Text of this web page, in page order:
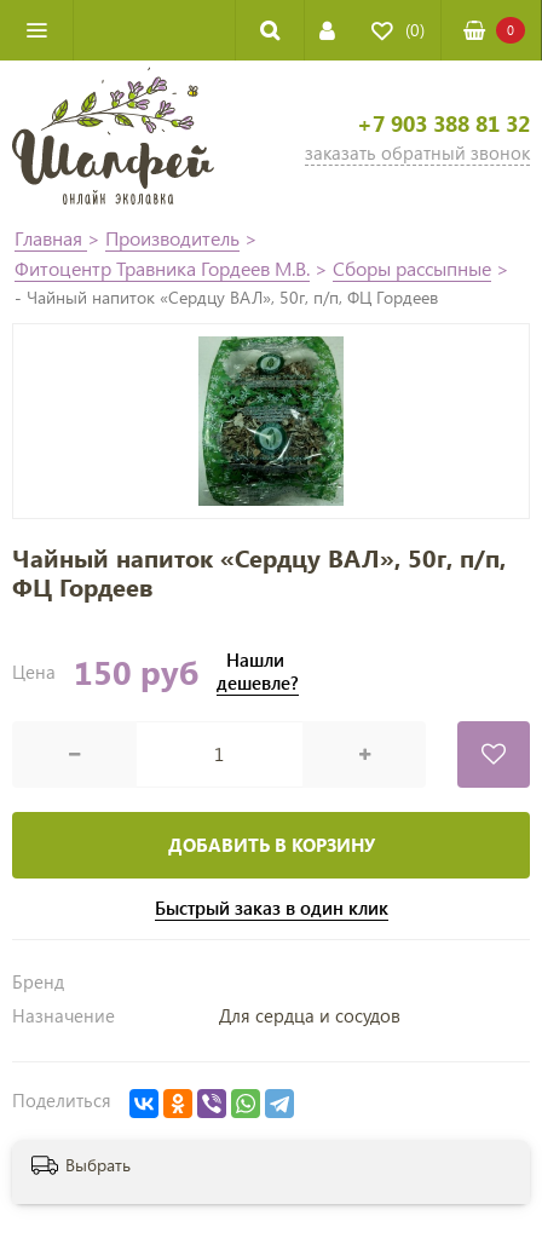
(0) 0
+7 903 388 81 32
заказать обратный звонок
Главная > Производитель >
Фитоцентр Травника Гордеев М.В. > Сборы рассыпные >
- Чайный напиток «Сердцу ВАЛ», 50г, п/п, ФЦ Гордеев
Чайный напиток «Сердцу ВАЛ», 50г, п/п,
ФЦ Гордеев
Цена 150 руб
Нашли
дешевле?
ДОБАВИТЬ В КОРЗИНУ
Быстрый заказ в один клик
Бренд
Назначение
Для сердца и сосудов
Поделиться
Выбрать